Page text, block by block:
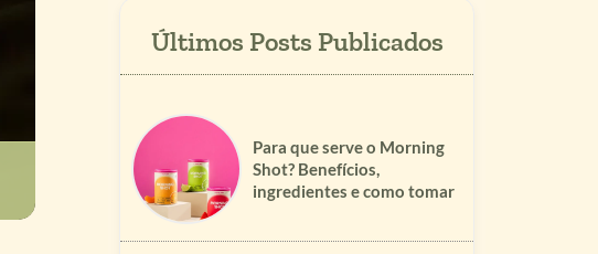
Para que serve o Morning
Shot? Benefícios,
ingredientes e como tomar